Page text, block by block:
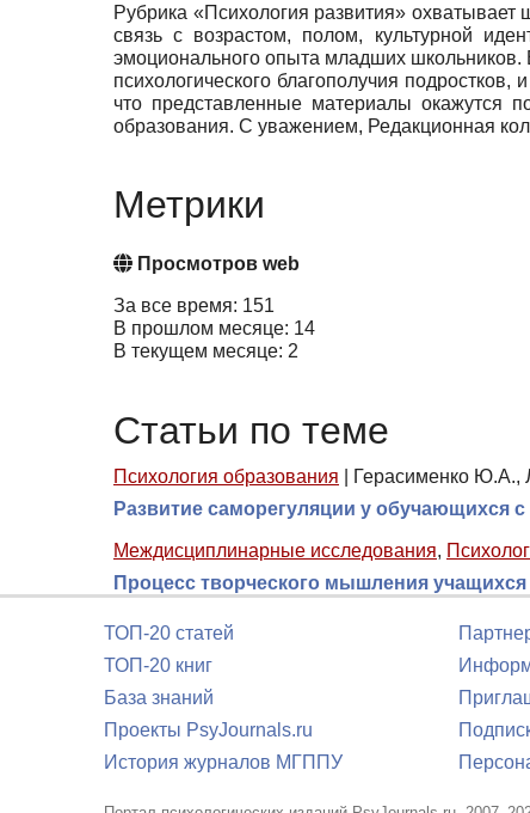
Рубрика «Психология развития» охватывает
связь с возрастом, полом, культурной
эмоционального опыта младших школьников.
психологического благополучия
что представленные материалы окажутся
образования. С уважением, Редакционная
Метрики
Просмотров web
За все время: 151
В прошлом месяце: 14
В текущем месяце: 2
Статьи по теме
Психология образования
Герасименко Ю.А.,
Развитие саморегуляции у обучающихся
Междисциплинарные исследования,
Процесс творческого мышления
ТОП-20 статей
ТОП-20 книг
База знаний
Проекты PsyJournals.ru
История журналов МГППУ